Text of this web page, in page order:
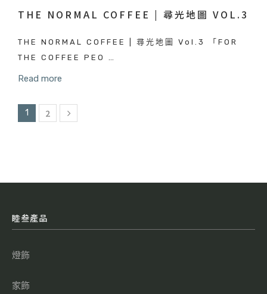
THE NORMAL COFFEE | 尋光地圖 VOL.3
THE NORMAL COFFEE | 尋光地圖 Vol.3 「FOR
THE COFFEE PEO …
Read more
1 2
睦叁產品
燈飾
家飾